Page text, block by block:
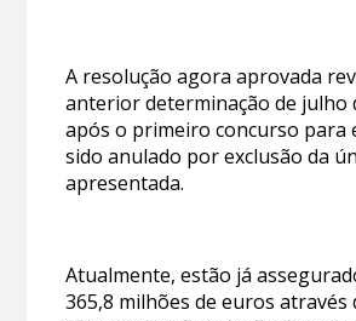
A resolução agora aprovada
anterior determinação de julho
após o primeiro concurso para
sido anulado por exclusão da
apresentada.
Atualmente, estão já
365,8 milhões de euros